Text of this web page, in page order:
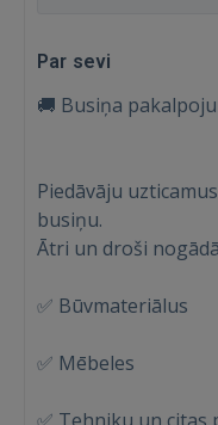
Par sevi
🚚 Busiņa
Piedāvāju
busiņu.
Ātri un droši
✅ Būvmateriālus
✅ Mēbeles